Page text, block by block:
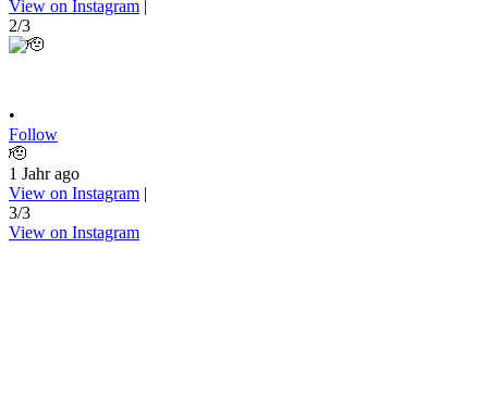
View on Instagram |
2/3
•
Follow
🫡
1 Jahr ago
View on Instagram |
3/3
View on Instagram